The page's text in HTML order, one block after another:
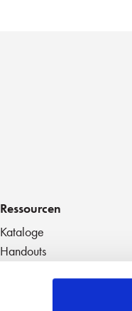
Ressourcen
Kataloge
Handouts